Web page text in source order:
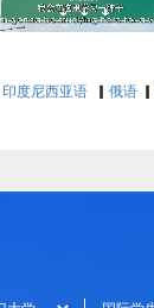
印度尼西亚语▎ 俄语▎